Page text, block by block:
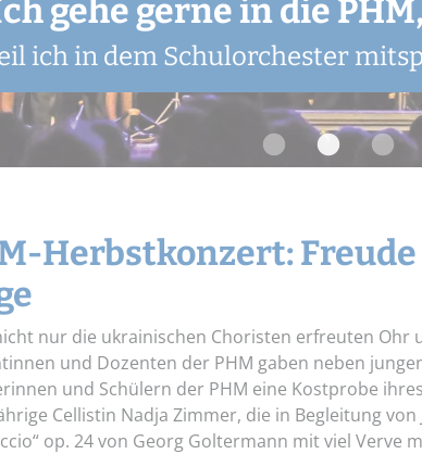
Datenschutz
Stellenangebote
gehe gerne in die
ich dort viele Lieder lerne und
gehe gerne in die
ich in dem Schulorchester
wir bei den Auftritten so
von Leon und Luca)
ich dort mit anderen
lernen kann.“Sofie, 12
ich gerne Musik mache. Durch
besser konzentrieren.“Lisa, 17
Herbstkonzert:
nur die ukrainischen Choristen erfreuten Ohr
und Dozenten der PHM gaben neben
und Schülern der PHM eine Kostprobe
Cellistin Nadja Zimmer, die in Begleitung von
op. 24 von Georg Goltermann mit viel Verve